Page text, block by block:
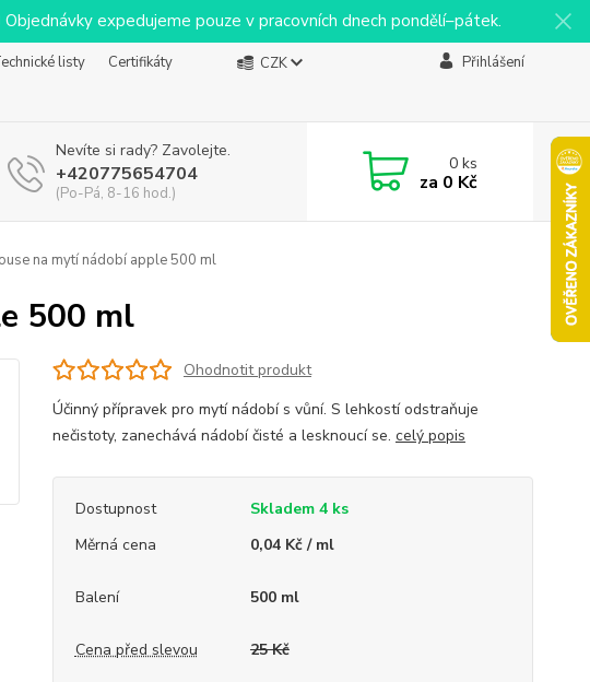
expedujeme pouze v pracovních dnech pondělí–pátek.
listy
Certifikáty
CZK Přihlášení
Nevíte si rady? Zavolejte.
+420775654704
(Po-Pá, 8-16 hod.)
0ks
za 0 Kč
na mytí nádobí apple 500 ml
500 ml
Ohodnotit produkt
Účinný přípravek pro mytí nádobí s vůní. S lehkostí odstraňuje
nečistoty, zanechává nádobí čisté a lesknoucí se. celý popis
Dostupnost
Skladem 4 ks
Měrná cena
0,04 Kč / ml
Balení 500 ml
Cena před slevou 25 Kč